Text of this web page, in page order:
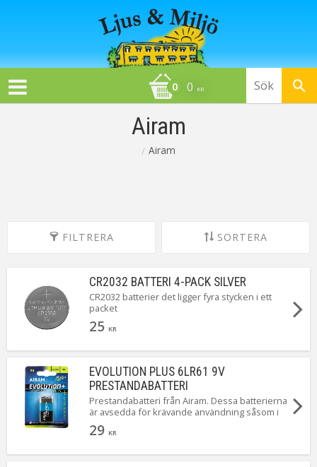
0 KR
Airam
Airam
FILTRERA SORTERA
CR2032 BATTERI 4-PACK SILVER
CR2032 batterier det ligger fyra stycken i ett
packet
25 KR
EVOLUTION PLUS 6LR61 9V
PRESTANDABATTERI
Prestandabatteri från Airam. Dessa batterierna
är avsedda för krävande användning såsom i
spelkonsoler och i radiostyrda leksaker.
Lagerhållbarhet 7 år.
29 KR